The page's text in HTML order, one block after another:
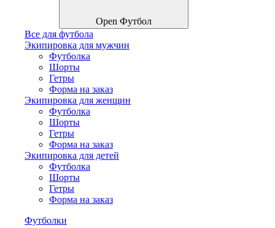
Open Футбол
Все для футбола
Экипировка для мужчин
Футболка
Шорты
Гетры
Форма на заказ
Экипировка для женщин
Футболка
Шорты
Гетры
Форма на заказ
Экипировка для детей
Футболка
Шорты
Гетры
Форма на заказ
Футболки